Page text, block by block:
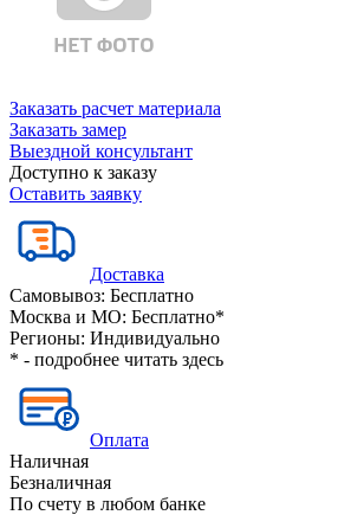
Заказать расчет материала
Заказать замер
Выездной консультант
Доступно к заказу
Оставить заявку
Доставка
Самовывоз: Бесплатно
Москва и МО: Бесплатно*
Регионы: Индивидуально
* - подробнее читать здесь
Оплата
Наличная
Безналичная
По счету в любом банке